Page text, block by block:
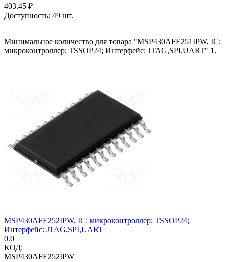
403.45 ₽
Доступность: 49 шт.
Минимальное количество для товара "MSP430AFE251IPW, IC:
микроконтроллер; TSSOP24; Интерфейс: JTAG,SPI,UART" 1.
MSP430AFE252IPW, IC: микроконтроллер; TSSOP24;
Интерфейс: JTAG,SPI,UART
0.0
КОД:
MSP430AFE252IPW